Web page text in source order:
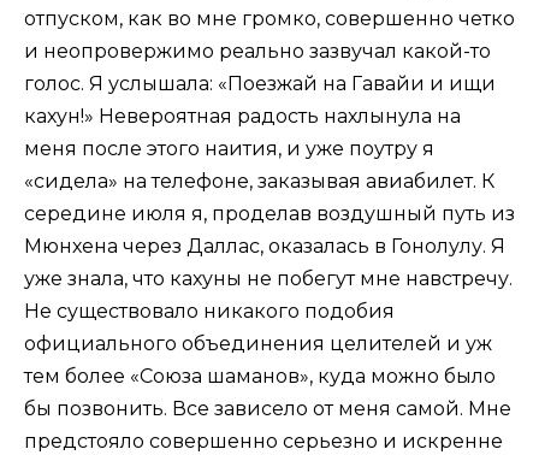
отпуском, как во мне громко, совершенно четко
и неопровержимо реально зазвучал какой-то
голос. Я услышала: «Поезжай на Гавайи и ищи
кахун!» Невероятная радость нахлынула на
меня после этого наития, и уже поутру я
«сидела» на телефоне, заказывая авиабилет. К
середине июля я, проделав воздушный путь из
Мюнхена через Даллас, оказалась в Гонолулу. Я
уже знала, что кахуны не побегут мне навстречу.
Не существовало никакого подобия
официального объединения целителей и уж
тем более «Союза шаманов», куда можно было
бы позвонить. Все зависело от меня самой. Мне
предстояло совершенно серьезно и искренне